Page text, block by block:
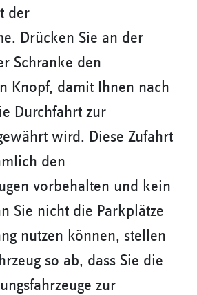
der
Drücken Sie an der
Schranke den
Knopf, damit Ihnen nach
Durchfahrt zur
wird. Diese Zufahrt
den
vorbehalten und kein
Sie nicht die Parkplätze
nutzen können, stellen
so ab, dass Sie die
zur